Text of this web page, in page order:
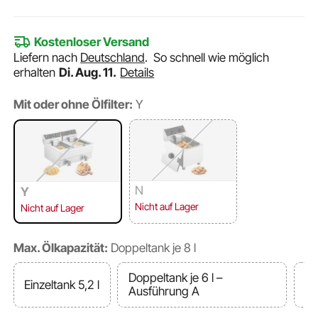
Kostenloser Versand
Liefern nach Deutschland.So schnell wie möglich
erhalten Di. Aug. 11. Details
Mit oder ohne Ölfilter: Y
Y
Nicht auf Lager
N
Nicht auf Lager
Max. Ölkapazität: Doppeltank je 8 l
Einzeltank 5,2 l
Doppeltank je 6 l –
Ausführung A